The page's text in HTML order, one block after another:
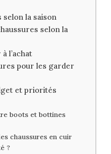
selon la saison
selon la
l’achat
pour les garder
et priorités
boots et bottines
chaussures en cuir
?